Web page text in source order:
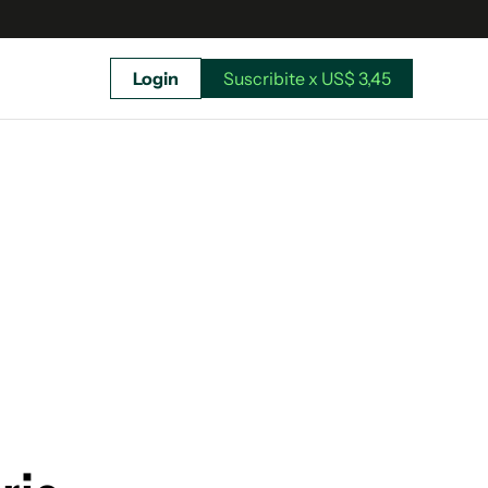
Login Suscribite x US$ 3,45